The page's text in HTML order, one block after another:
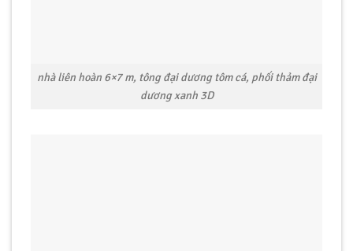
nhà liên hoàn 6×7 m, tông đại dương tôm cá, phối thảm đại
dương xanh 3D